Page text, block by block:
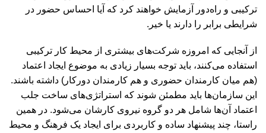
ترکیبی و راه‌دور آزمایش خواهند کرد که آیا احساس حضور در
شرایطی برابر را دارند یا خیر.
از آنجایی که امروزه شرکت‌های بیشتری از محیط کار ترکیبی
استفاده می‌کنند، باید توجه بسیار زیادی به موضوع ایجاد اعتماد
(هم میان کارمندان حضوری و هم کارمندان دورکار) داشته باشند.
این سازمان‌ها باید مطمئن شوند که استراتژی‌های ساخت جلب
اعتماد آن‌ها شامل هر دو گروه نیروی کارشان می‌شود. در همین
راستا، چند پیشنهاد ساده و کاربردی برای ایجاد یک فرهنگ و محیط